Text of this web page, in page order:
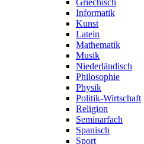
Informatik
Kunst
Latein
Mathematik
Musik
Niederländisch
Philosophie
Physik
Politik-Wirtschaft
Religion
Seminarfach
Spanisch
Sport